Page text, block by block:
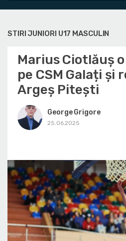
STIRI JUNIORI U17 MASCULIN
Marius Ciotlăuș
pe CSM Galați și
Argeș Pitești
George Grigore
25.06.2025